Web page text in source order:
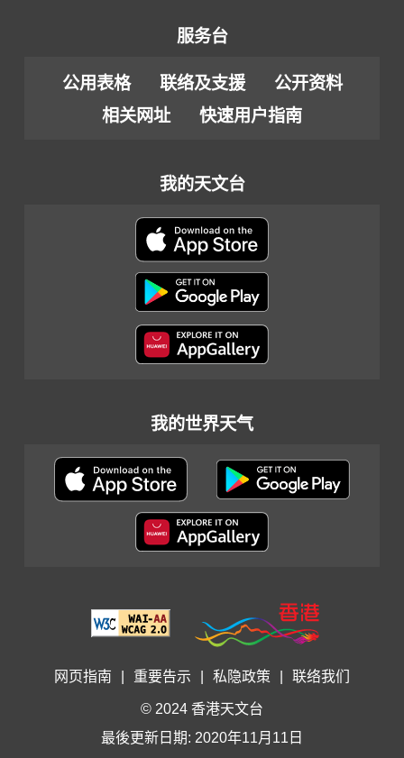
服务台
公用表格 联络及支援
公开资料
相关网址
快速用户指南
我的天文台
我的世界天气
网页指南 重要告示 私隐政策 联络我们
© 2024 香港天文台
最後更新日期: 2020年11月11日